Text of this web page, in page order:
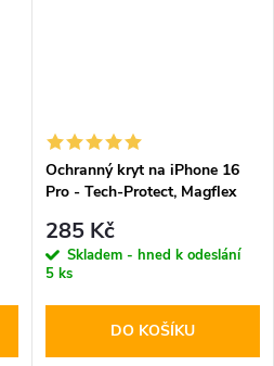
Ochranný kryt na iPhone 16
Pro - Tech-Protect, Magflex
285 Kč
Skladem - hned k odeslání
5 ks
DO KOŠÍKU